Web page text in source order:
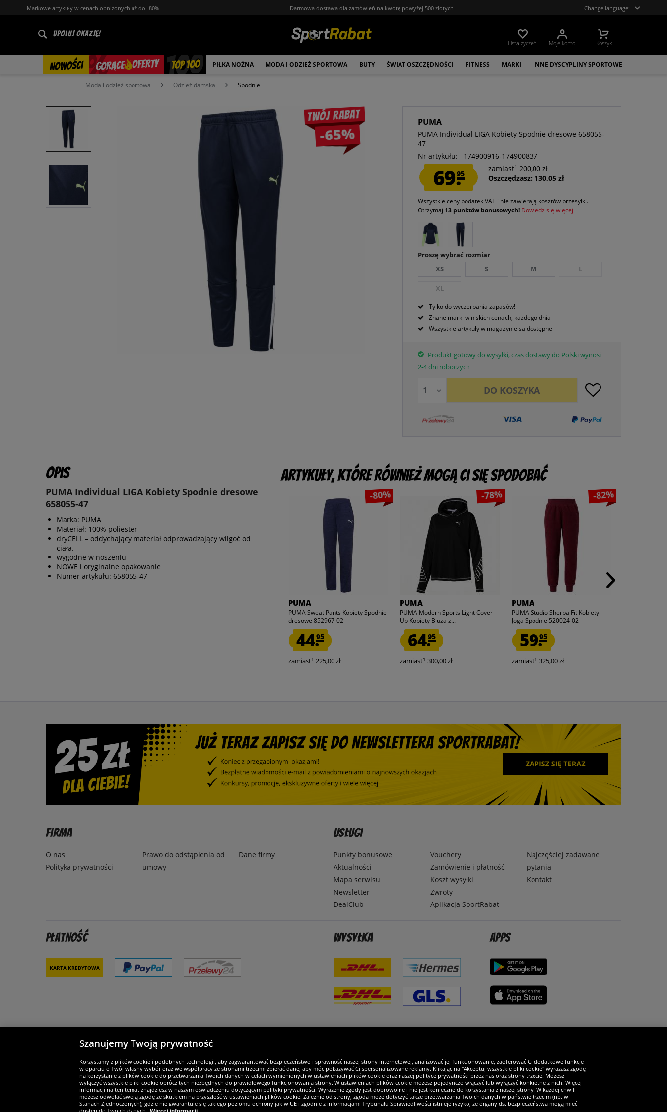
Markowe artykuły w cenach obniżonych aż do -80% Darmowa dostawa dla zamówień na kwotę powyżej 500 złotych Change language:
Lista życzeń Moje konto Koszyk
NOWOŚCI GORĄCE OFERTY
% TOP 100 PIŁKA NOŻNA MODA I ODZIEŻ SPORTOWA BUTY ŚWIAT OSZCZĘDNOŚCI FITNESS MARKI INNE DYSCYPLINY SPORTOWE
Moda i odzież sportowa Odzież damska Spodnie
Twój rabat
-65%
PUMA
PUMA Individual LIGA Kobiety Spodnie dresowe 658055-
47
Nr artykułu:
174900916-174900837
69.95
zamiast1 200,00 zł
Oszczędzasz: 130,05 zł
Wszystkie ceny podatek VAT i nie zawierają kosztów przesyłki.
Otrzymaj 13 punktów bonusowych! Dowiedz się więcej
Proszę wybrać rozmiar
XS
S M L
XL
Tylko do wyczerpania zapasów!
Znane marki w niskich cenach, każdego dnia
Wszystkie artykuły w magazynie są dostępne
Produkt gotowy do wysyłki, czas dostawy do Polski wynosi
2-4 dni roboczych
DO KOSZYKA
Opis
PUMA Individual LIGA Kobiety Spodnie dresowe
658055-47
Marka: PUMA
Materiał: 100% poliester
dryCELL – oddychający materiał odprowadzający wilgoć od
ciała.
wygodne w noszeniu
NOWE i oryginalne opakowanie
Numer artykułu: 658055-47
Artykuły, które również mogą Ci się spodobać
-80%
PUMA
PUMA Sweat Pants Kobiety Spodnie
dresowe 852967-02
44.95
zamiast1 225,00 zł
-78%
PUMA
PUMA Modern Sports Light Cover
Up Kobiety Bluza z...
64.95
zamiast1 300,00 zł
-82%
PUMA
PUMA Studio Sherpa Fit Kobiety
Joga Spodnie 520024-02
59.95
zamiast1 325,00 zł
Firma
O nas
Polityka prywatności
Prawo do odstąpienia od
umowy
Dane firmy
Usługi
Punkty bonusowe
Aktualności
Mapa serwisu
Newsletter
DealClub
Vouchery
Zamówienie i płatność
Koszt wysyłki
Zwroty
Aplikacja SportRabat
Najczęściej zadawane
pytania
Kontakt
Płatność
Karta kredytowa
Wysyłka Apps
Partnerzy i bezpieczeństwo
Widerruf
Jesteśmy wyjątkowi
Szanujemy Twoją prywatność
Korzystamy z plików cookie i podobnych technologii, aby zagwarantować bezpieczeństwo i sprawność naszej strony internetowej, analizować jej funkcjonowanie, zaoferować Ci dodatkowe funkcje
w oparciu o Twój własny wybór oraz we współpracy ze stronami trzecimi zbierać dane, aby móc pokazywać Ci spersonalizowane reklamy. Klikając na "Akceptuj wszystkie pliki cookie" wyrażasz zgodę
na korzystanie z plików cookie do przetwarzania Twoich danych w celach wymienionych w ustawieniach plików cookie oraz naszej polityce prywatności przez nas oraz strony trzecie. Możesz
wyłączyć wszystkie pliki cookie oprócz tych niezbędnych do prawidłowego funkcjonowania strony. W ustawieniach plików cookie możesz pojedynczo włączyć lub wyłączyć konkretne z nich. Więcej
informacji na ten temat znajdziesz w naszym oświadczeniu dotyczącym polityki prywatności. Wyrażenie zgody jest dobrowolne i nie jest konieczne do korzystania z naszej strony. W każdej chwili
możesz odwołać swoją zgodę ze skutkiem na przyszłość w ustawieniach plików cookie. Zależnie od strony, zgoda może dotyczyć także przetwarzania Twoich danych w państwie trzecim (np. w
Stanach Zjednoczonych), gdzie nie gwarantuje się takiego poziomu ochrony jak w UE i zgodnie z informacjami Trybunału Sprawiedliwości istnieje ryzyko, że organy ds. bezpieczeństwa mogą mieć
dostęp do Twoich danych. Więcej informacji